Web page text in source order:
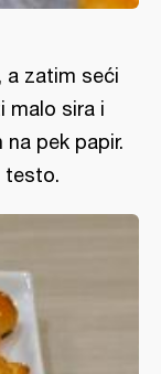
a zatim seći
malo sira i
pek papir.
testo.